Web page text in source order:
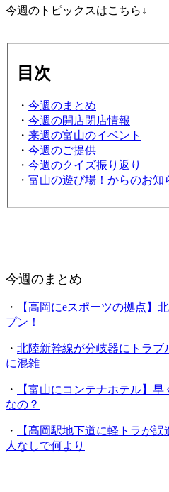
今週のトピックスはこちら↓
目次
・ 今週のまとめ
・ 今週の開店閉店情報
・ 来週の富山のイベント
・ 今週のご提供
・ 今週のクイズ振り返り
・ 富山の遊び場！からのお知
今週のまとめ
・
【高岡にeスポーツの拠点】
プン！
・ 北陸新幹線が分岐器にトラ
に混雑
・
【富山にコンテナホテル】
なの？
・
【高岡駅地下道に軽トラが
人なしで何より